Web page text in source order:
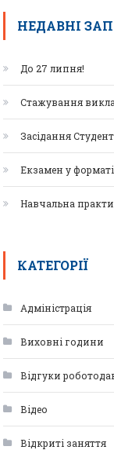
НЕДАВНІ
До 27 липня!
Стажування
Засідання
Екзамен у
Навчальна
КАТЕГОРІЇ
Адміністрація
Виховні години
Відгуки
Відео
Відкриті заняття